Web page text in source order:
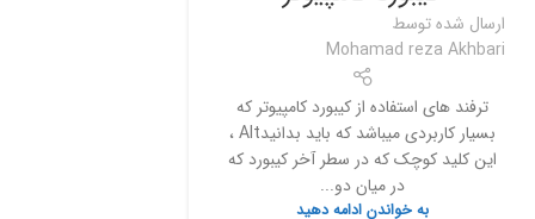
ارسال شده توسط
Mohamad reza Akhbari
ترفند های استفاده از کیبورد کامپیوتر که
بسیار کاربردی میباشد که باید بدانیدAlt ،
این کلید کوچک که در سطر آخر کیبورد که
در میان دو...
به خواندن ادامه دهید